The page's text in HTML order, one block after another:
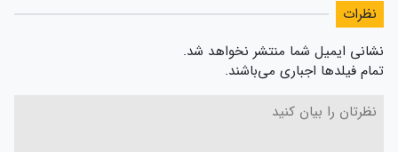
نظرات
نشانی ایمیل شما منتشر نخواهد شد.
تمام فیلدها اجباری می‌باشند.